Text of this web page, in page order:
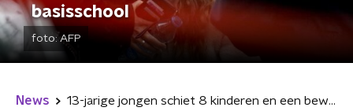
basisschool
foto: AFP
News 13-jarige jongen schiet 8 kinderen en een bewaker dood op Servische basisschool